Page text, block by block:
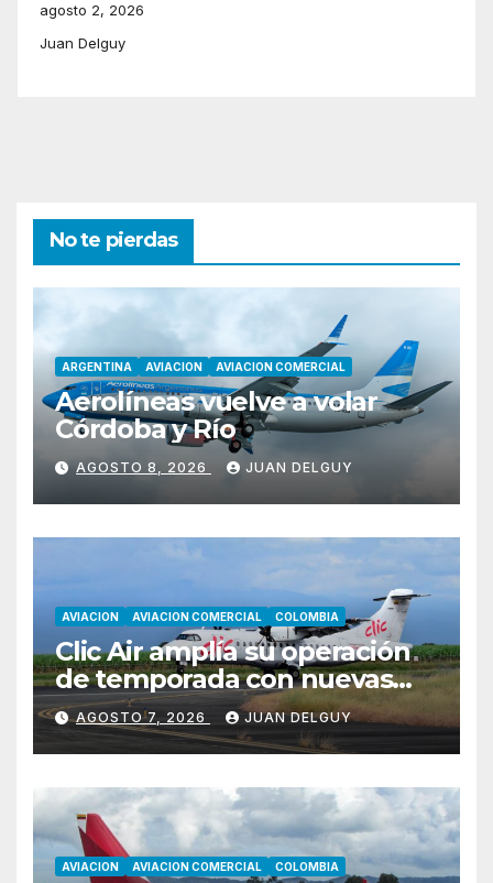
agosto 2, 2026
Juan Delguy
No te pierdas
ARGENTINA AVIACION AVIACION COMERCIAL
Aerolíneas vuelve a volar
Córdoba y Río
AGOSTO 8, 2026 JUAN DELGUY
AVIACION AVIACION COMERCIAL COLOMBIA
Clic Air amplía su operación
de temporada con nuevas
rutas hacia Cartagena y Tolú
AGOSTO 7, 2026 JUAN DELGUY
AVIACION AVIACION COMERCIAL COLOMBIA